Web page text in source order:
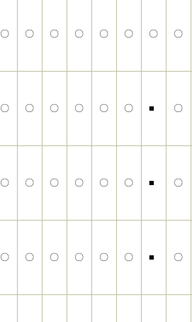
〇 〇 〇 〇 〇 〇 〇 〇
〇 〇 〇 〇 〇 〇 ■ 〇
〇 〇 〇 〇 〇 〇 ■ 〇
〇 〇 〇 〇 〇 〇 ■ 〇